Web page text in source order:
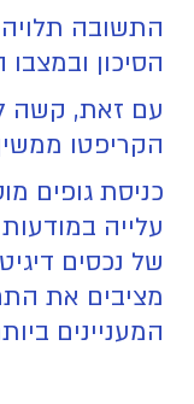
התשובה
הסיכון
עם זאת, קשה
הקריפטו
כניסת גופים
עלייה
של נכסים
מציבים את
המעניינים